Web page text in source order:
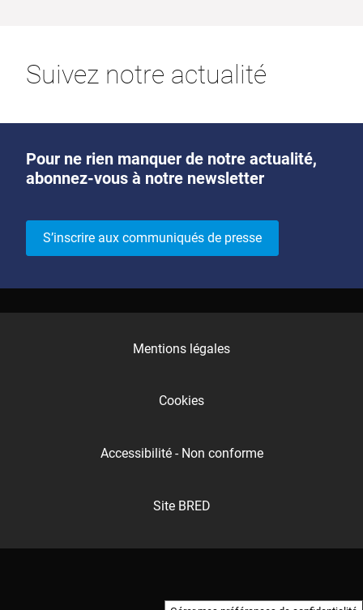
Suivez notre actualité
Pour ne rien manquer de notre actualité,
abonnez-vous à notre newsletter
S’inscrire aux communiqués de presse
Mentions légales
Cookies
Accessibilité - Non conforme
Site BRED